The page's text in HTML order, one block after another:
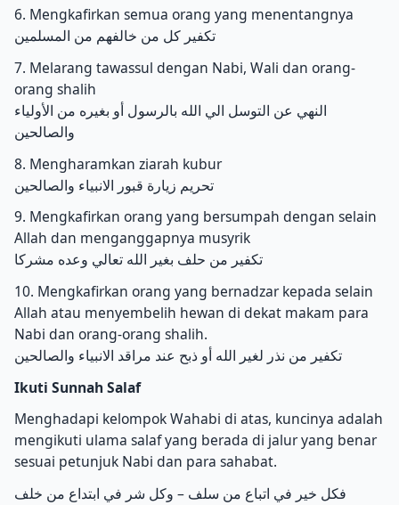
6. Mengkafirkan semua orang yang menentangnya
تكفير كل من خالفهم من المسلمين
7. Melarang tawassul dengan Nabi, Wali dan orang-
orang shalih
النهي عن التوسل الي الله بالرسول أو بغيره من الأولياء
والصالحين
8. Mengharamkan ziarah kubur
تحريم زيارة قبور الانبياء والصالحين
9. Mengkafirkan orang yang bersumpah dengan selain
Allah dan menganggapnya musyrik
تكفير من حلف بغير الله تعالي وعده مشركا
10. Mengkafirkan orang yang bernadzar kepada selain
Allah atau menyembelih hewan di dekat makam para
Nabi dan orang-orang shalih.
تكفير من نذر لغير الله أو ذبح عند مراقد الانبياء والصالحين
Ikuti Sunnah Salaf
Menghadapi kelompok Wahabi di atas, kuncinya adalah
mengikuti ulama salaf yang berada di jalur yang benar
sesuai petunjuk Nabi dan para sahabat.
فكل خير في اتباع من سلف – وكل شر في ابتداع من خلف